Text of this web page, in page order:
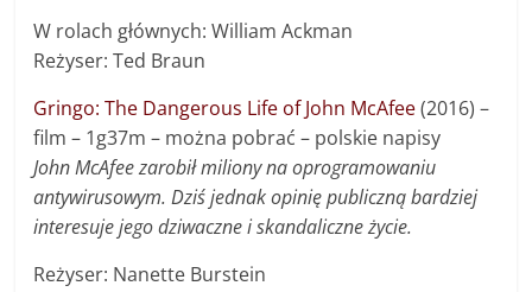
W rolach głównych: William Ackman
Reżyser: Ted Braun
Gringo: The Dangerous Life of John McAfee(2016) –
film – 1g37m – można pobrać – polskie napisy
John McAfee zarobił miliony na oprogramowaniu
antywirusowym. Dziś jednak opinię publiczną bardziej
interesuje jego dziwaczne i skandaliczne życie.
Reżyser: Nanette Burstein